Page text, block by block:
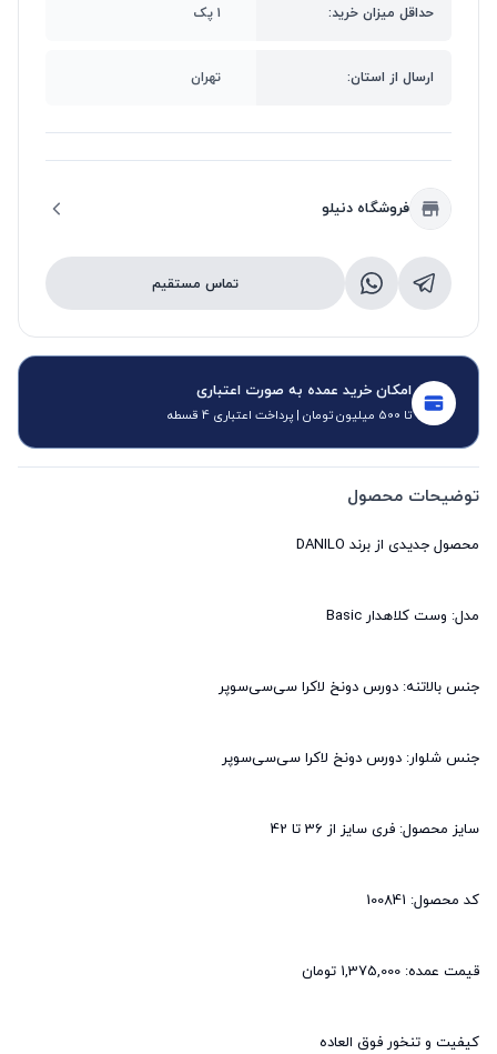
حداقل میزان خرید: ۱ پک
ارسال از استان: تهران
فروشگاه دنیلو
تماس مستقیم
امکان خرید عمده به صورت اعتباری
تا 500 میلیون تومان | پرداخت اعتباری 4 قسطه
توضیحات محصول
کیفیت و تنخور فوق العاده